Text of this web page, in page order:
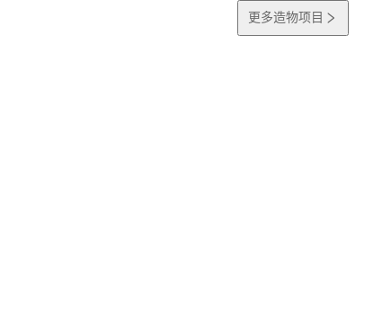
更多造物项目